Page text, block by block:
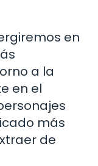
en
a la
en el
más
de